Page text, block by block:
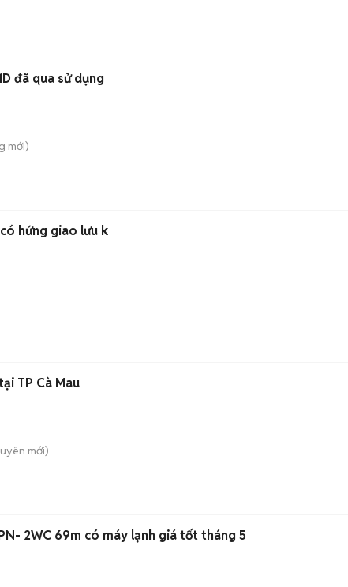
đã qua sử dụng
mới)
hứng giao lưu k
TP Cà Mau
mới)
2WC 69m có máy lạnh giá tốt tháng 5